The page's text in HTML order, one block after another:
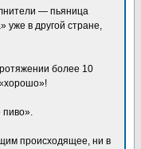
— пьяница
уже в другой стране,
более 10
пиво».
происходящее, ни в